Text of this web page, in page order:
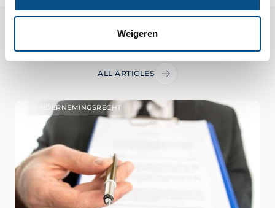
Weigeren
Related Articles
ALL ARTICLES
ONDERNEMINGSRECHT